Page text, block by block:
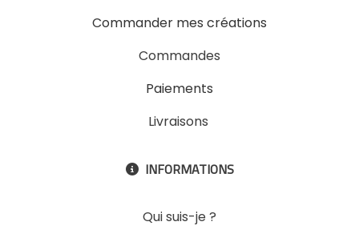
Commander mes créations
Commandes
Paiements
Livraisons
 INFORMATIONS
Qui suis-je ?